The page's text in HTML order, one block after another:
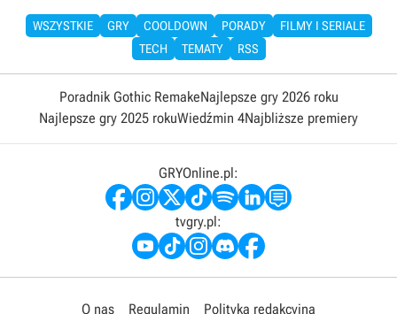
WSZYSTKIE GRY COOLDOWN PORADY
FILMY I SERIALE
TECH
TEMATY RSS
Poradnik Gothic RemakeNajlepsze gry 2026 roku
Najlepsze gry 2025 rokuWiedźmin 4Najbliższe premiery
GRYOnline.pl:
tvgry.pl:
O nas Regulamin Polityka redakcyjna